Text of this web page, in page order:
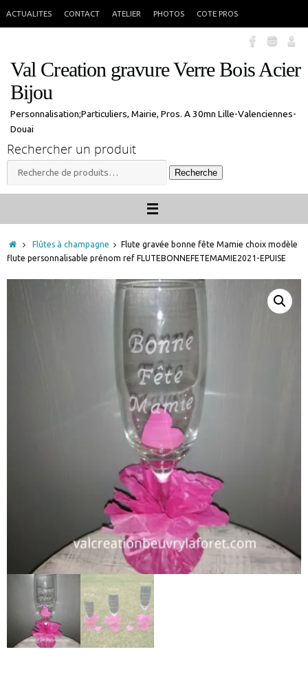
seront traitées à mon retour.
ACTUALITES CONTACT ATELIER PHOTOS COTE PROS
Val Creation gravure Verre Bois Acier
Bijou
Personnalisation;Particuliers, Mairie, Pros. A 30mn Lille-Valenciennes-
Douai
Rechercher un produit
Recherche
pour :
Recherche
Accueil
Flûtes à champagne
Flute gravée bonne fête Mamie choix modèle
flute personnalisable prénom ref FLUTEBONNEFETEMAMIE2021-EPUISE